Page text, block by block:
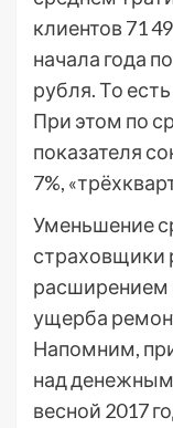
клиентов 71
начала года
рубля. То
При этом по
показателя
7%,
Уменьшение
страховщики
расширением
ущерба
Напомним,
над
весной 2017